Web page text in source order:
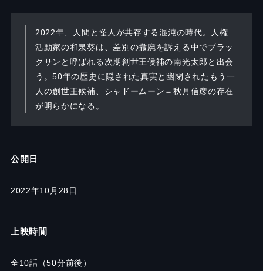
2022年、人間と怪人が共存する混沌の時代。人権
活動家の和泉葵は、差別の撤廃を訴える中でブラッ
クサンと呼ばれる次期創世王候補の南光太郎と出会
う。50年の歴史に隠された真実と幽閉されたもう一
人の創世王候補、シャドームーン＝秋月信彦の存在
が明らかになる。
公開日
2022年10月28日
上映時間
全10話（50分前後）